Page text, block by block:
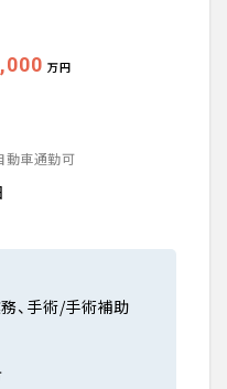
万円
車通勤可
、手術/手術補助